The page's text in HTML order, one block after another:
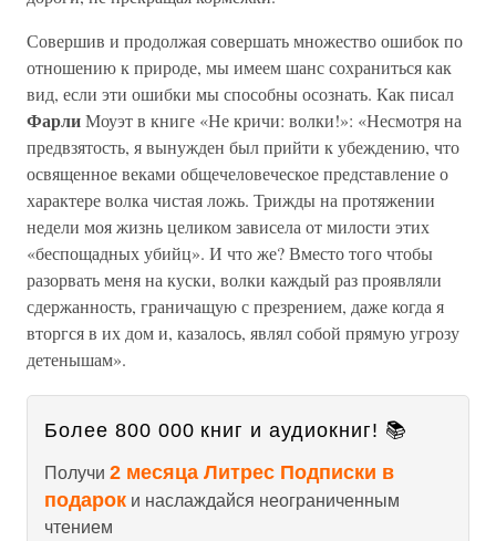
Совершив и продолжая совершать множество ошибок по
отношению к природе, мы имеем шанс сохраниться как
вид, если эти ошибки мы способны осознать. Как писал
ФарлиМоуэт в книге «Не кричи: волки!»: «Несмотря на
предвзятость, я вынужден был прийти к убеждению, что
освященное веками общечеловеческое представление о
характере волка чистая ложь. Трижды на протяжении
недели моя жизнь целиком зависела от милости этих
«беспощадных убийц». И что же? Вместо того чтобы
разорвать меня на куски, волки каждый раз проявляли
сдержанность, граничащую с презрением, даже когда я
вторгся в их дом и, казалось, являл собой прямую угрозу
детенышам».
Более 800 000 книг и аудиокниг! 📚
Получи 2 месяца Литрес Подписки в
подарок и наслаждайся неограниченным
чтением